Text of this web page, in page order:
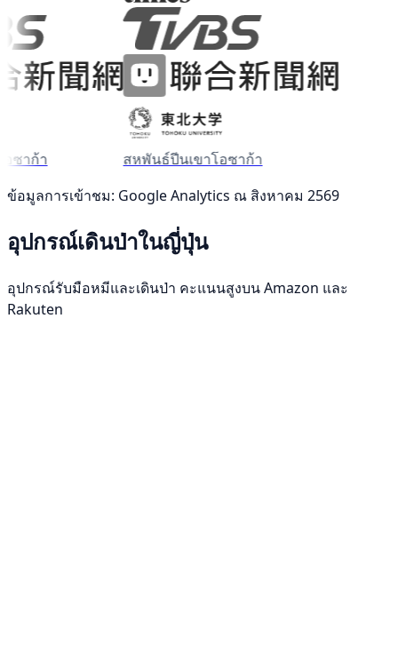
าก้า
สหพันธ์ปีนเขาโอซาก้า
ข้อมูลการเข้าชม: Google Analytics ณ สิงหาคม 2569
อุปกรณ์เดินป่าในญี่ปุ่น
อุปกรณ์รับมือหมีและเดินป่า คะแนนสูงบน Amazon และ
Rakuten